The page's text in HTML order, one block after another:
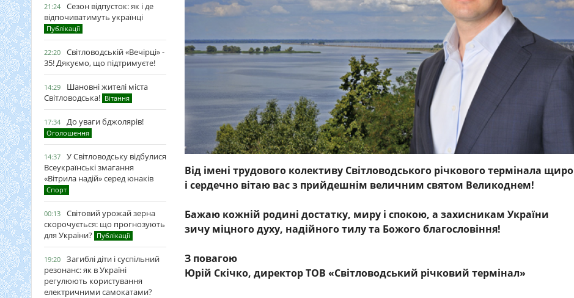
21:24
Сезон відпусток: як і де
відпочиватимуть українці
Публікації
22:20
Світловодській «Вечірці» -
35! Дякуємо, що підтримуєте!
14:29
Шановні жителі міста
Світловодська! Вітання
17:34 До уваги бджолярів!
Оголошення
14:37
У Світловодську відбулися
Всеукраїнські змагання
«Вітрила надій» серед юнаків
Спорт
00:13
Світовий урожай зерна
скорочується: що прогнозують
для України? Публікації
19:20
Загиблі діти і суспільний
резонанс: як в Україні
регулюють користування
електричними самокатами?
Від імені трудового колективу Світловодського річкового термінала щиро
і сердечно вітаю вас з прийдешнім величним святом Великоднем!
Бажаю кожній родині достатку, миру і спокою, а захисникам України
зичу міцного духу, надійного тилу та Божого благословіння!
З повагою
Юрій Скічко, директор ТОВ «Світловодський річковий термінал»